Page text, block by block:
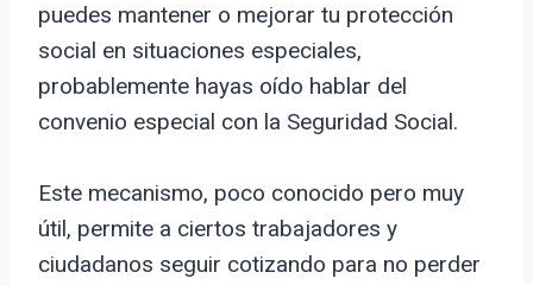
puedes mantener o mejorar tu protección
social en situaciones especiales,
probablemente hayas oído hablar del
convenio especial con la Seguridad Social.
Este mecanismo, poco conocido pero muy
útil, permite a ciertos trabajadores y
ciudadanos seguir cotizando para no perder